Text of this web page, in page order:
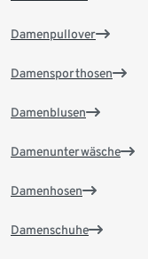
Damenpullover
Damensporthosen
Damenblusen
Damenunterwäsche
Damenhosen
Damenschuhe